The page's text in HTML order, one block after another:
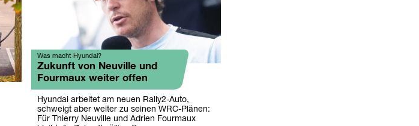
Was macht Hyundai?
Zukunft von Neuville und
Fourmaux weiter offen
Hyundai arbeitet am neuen Rally2-Auto,
schweigt aber weiter zu seinen WRC-Plänen:
Für Thierry Neuville und Adrien Fourmaux